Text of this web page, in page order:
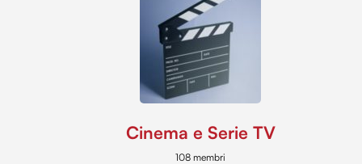
Cinema e Serie TV
108 membri